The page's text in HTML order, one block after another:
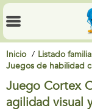
Inicio Listado
Juegos de habilidad
Juego Cortex
agilidad visual